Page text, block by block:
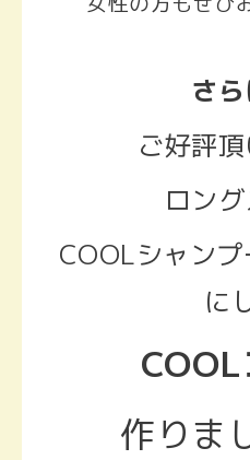
さら
ご好評
ロン
COOLシャン
に
作りま